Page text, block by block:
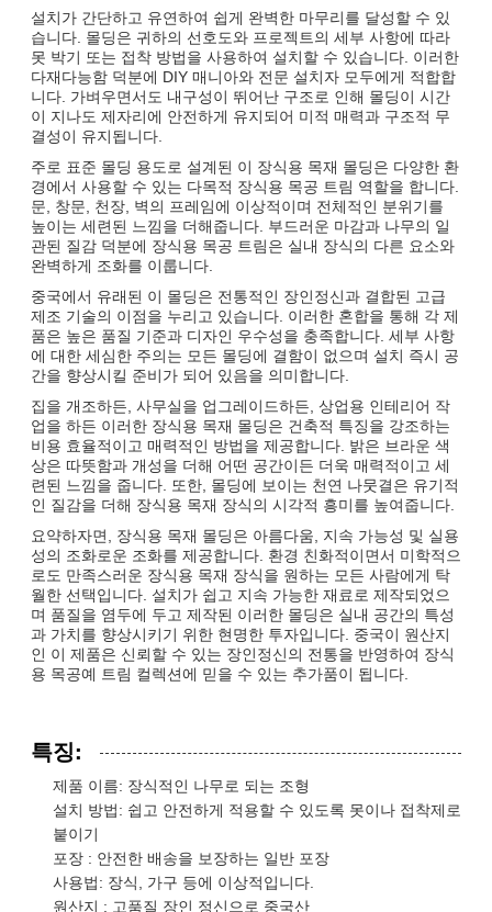
설치가 간단하고 유연하여 쉽게 완벽한 마무리를 달성할 수 있
습니다. 몰딩은 귀하의 선호도와 프로젝트의 세부 사항에 따라
못 박기 또는 접착 방법을 사용하여 설치할 수 있습니다. 이러한
다재다능함 덕분에 DIY 매니아와 전문 설치자 모두에게 적합합
니다. 가벼우면서도 내구성이 뛰어난 구조로 인해 몰딩이 시간
이 지나도 제자리에 안전하게 유지되어 미적 매력과 구조적 무
결성이 유지됩니다.
주로 표준 몰딩 용도로 설계된 이 장식용 목재 몰딩은 다양한 환
경에서 사용할 수 있는 다목적 장식용 목공 트림 역할을 합니다.
문, 창문, 천장, 벽의 프레임에 이상적이며 전체적인 분위기를
높이는 세련된 느낌을 더해줍니다. 부드러운 마감과 나무의 일
관된 질감 덕분에 장식용 목공 트림은 실내 장식의 다른 요소와
완벽하게 조화를 이룹니다.
중국에서 유래된 이 몰딩은 전통적인 장인정신과 결합된 고급
제조 기술의 이점을 누리고 있습니다. 이러한 혼합을 통해 각 제
품은 높은 품질 기준과 디자인 우수성을 충족합니다. 세부 사항
에 대한 세심한 주의는 모든 몰딩에 결함이 없으며 설치 즉시 공
간을 향상시킬 준비가 되어 있음을 의미합니다.
집을 개조하든, 사무실을 업그레이드하든, 상업용 인테리어 작
업을 하든 이러한 장식용 목재 몰딩은 건축적 특징을 강조하는
비용 효율적이고 매력적인 방법을 제공합니다. 밝은 브라운 색
상은 따뜻함과 개성을 더해 어떤 공간이든 더욱 매력적이고 세
련된 느낌을 줍니다. 또한, 몰딩에 보이는 천연 나뭇결은 유기적
인 질감을 더해 장식용 목재 장식의 시각적 흥미를 높여줍니다.
요약하자면, 장식용 목재 몰딩은 아름다움, 지속 가능성 및 실용
성의 조화로운 조화를 제공합니다. 환경 친화적이면서 미학적으
로도 만족스러운 장식용 목재 장식을 원하는 모든 사람에게 탁
월한 선택입니다. 설치가 쉽고 지속 가능한 재료로 제작되었으
며 품질을 염두에 두고 제작된 이러한 몰딩은 실내 공간의 특성
과 가치를 향상시키기 위한 현명한 투자입니다. 중국이 원산지
인 이 제품은 신뢰할 수 있는 장인정신의 전통을 반영하여 장식
용 목공예 트림 컬렉션에 믿을 수 있는 추가품이 됩니다.
특징:
제품 이름: 장식적인 나무로 되는 조형
설치 방법: 쉽고 안전하게 적용할 수 있도록 못이나 접착제로
붙이기
포장 : 안전한 배송을 보장하는 일반 포장
사용법: 장식, 가구 등에 이상적입니다.
원산지 : 고품질 장인 정신으로 중국산